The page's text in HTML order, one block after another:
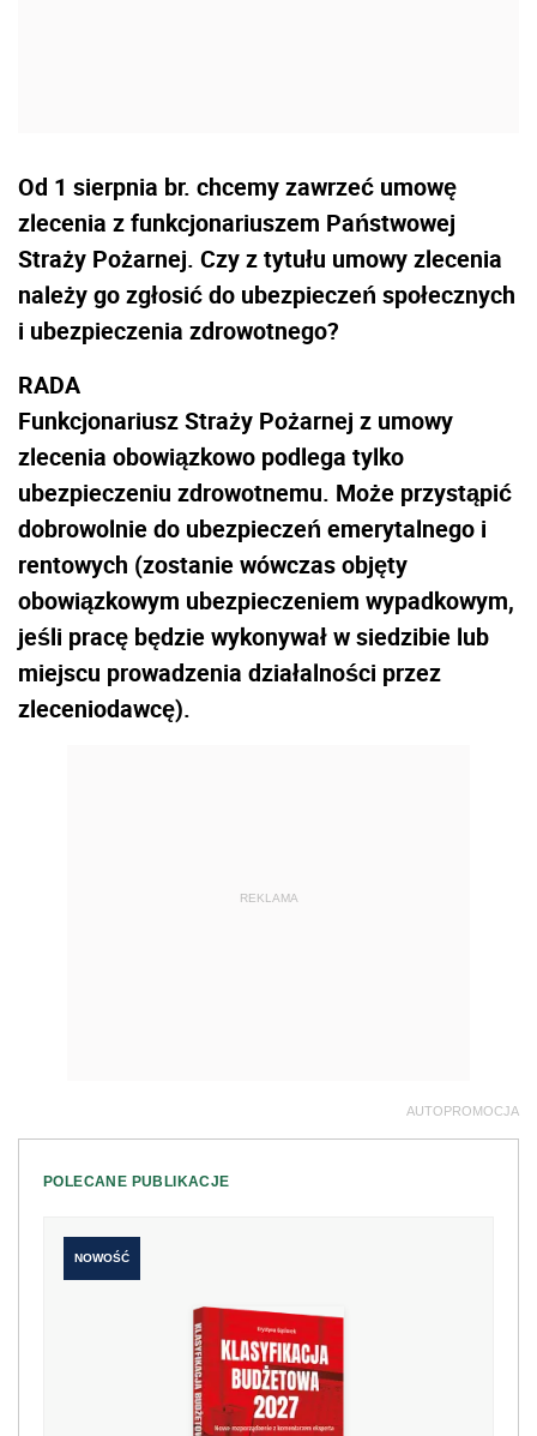
Od 1 sierpnia br. chcemy zawrzeć umowę
zlecenia z funkcjonariuszem Państwowej
Straży Pożarnej. Czy z tytułu umowy zlecenia
należy go zgłosić do ubezpieczeń społecznych
i ubezpieczenia zdrowotnego?
RADA
Funkcjonariusz Straży Pożarnej z umowy
zlecenia obowiązkowo podlega tylko
ubezpieczeniu zdrowotnemu. Może przystąpić
dobrowolnie do ubezpieczeń emerytalnego i
rentowych (zostanie wówczas objęty
obowiązkowym ubezpieczeniem wypadkowym,
jeśli pracę będzie wykonywał w siedzibie lub
miejscu prowadzenia działalności przez
zleceniodawcę).
REKLAMA
AUTOPROMOCJA
POLECANE PUBLIKACJE
NOWOŚĆ